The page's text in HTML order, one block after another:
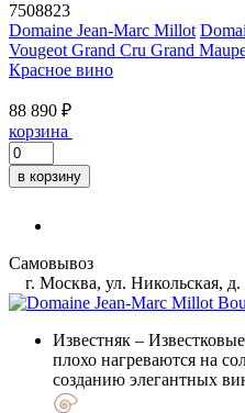
7508823
Domaine Jean-Marc Millot
Vougeot Grand Cru Grand
Красное вино
88 890 ₽
корзина
в корзину
Самовывоз
г. Москва, ул. Никольская, д.
Известняк –
плохо нагреваются на
созданию элегантных